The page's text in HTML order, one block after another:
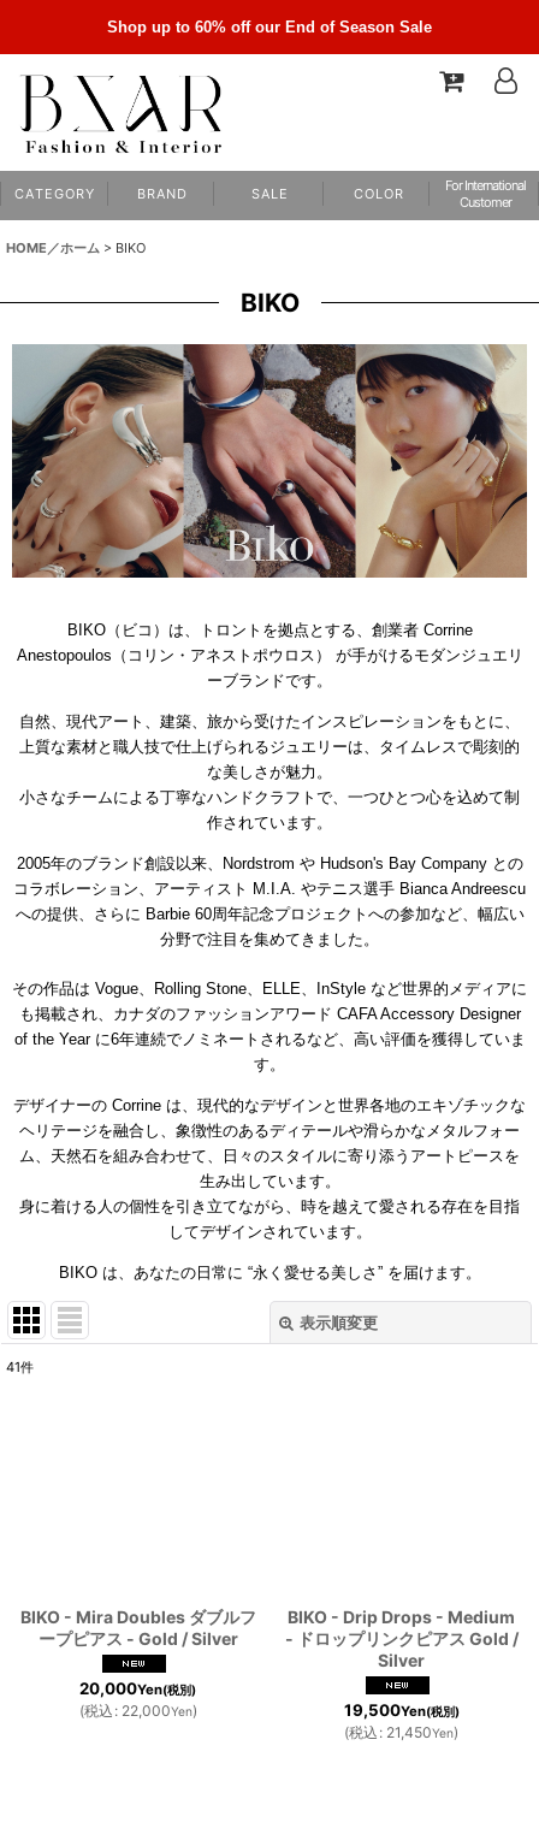
Shop up to 60% off our End of Season Sale
C A T E G O R Y B R A N D S A L E C O L O R
For International
Customer
HOME／ホーム > BIKO
BIKO
BIKO（ビコ）は、トロントを拠点とする、創業者 Corrine
Anestopoulos（コリン・アネストポウロス） が手がけるモダンジュエリ
ーブランドです。
自然、現代アート、建築、旅から受けたインスピレーションをもとに、
上質な素材と職人技で仕上げられるジュエリーは、タイムレスで彫刻的
な美しさが魅力。
小さなチームによる丁寧なハンドクラフトで、一つひとつ心を込めて制
作されています。
2005年のブランド創設以来、Nordstrom や Hudson's Bay Company との
コラボレーション、アーティスト M.I.A. やテニス選手 Bianca Andreescu
への提供、さらに Barbie 60周年記念プロジェクトへの参加など、幅広い
分野で注目を集めてきました。
その作品は Vogue、Rolling Stone、ELLE、InStyle など世界的メディアに
も掲載され、カナダのファッションアワード CAFA Accessory Designer
of the Year に6年連続でノミネートされるなど、高い評価を獲得していま
す。
デザイナーの Corrine は、現代的なデザインと世界各地のエキゾチックな
ヘリテージを融合し、象徴性のあるディテールや滑らかなメタルフォー
ム、天然石を組み合わせて、日々のスタイルに寄り添うアートピースを
生み出しています。
身に着ける人の個性を引き立てながら、時を越えて愛される存在を目指
してデザインされています。
BIKO は、あなたの日常に “永く愛せる美しさ” を届けます。
表示順変更
41件
BIKO - Mira Doubles ダブルフ
ープピアス - Gold / Silver
20,000Yen(税別)
(税込 : 22,000Yen)
BIKO - Drip Drops - Medium
- ドロップリンクピアス Gold /
Silver
19,500Yen(税別)
(税込 : 21,450Yen)